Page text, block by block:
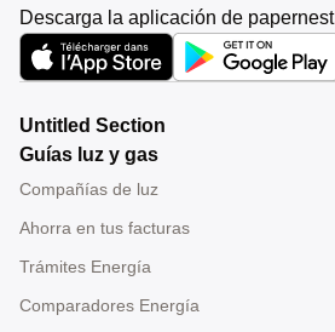
Descarga la aplicación de papernest
Untitled Section
Guías luz y gas
Compañías de luz
Ahorra en tus facturas
Trámites Energía
Comparadores Energía